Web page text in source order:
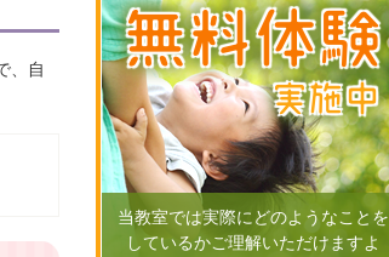
、自
無料体験
実施中
当教室では実際にどのようなことを
しているかご理解いただけますよ